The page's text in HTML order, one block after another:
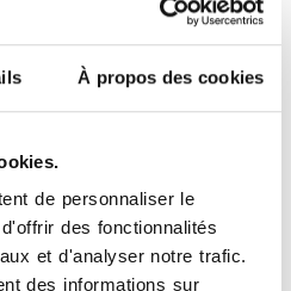
À propos des cookies
de personnaliser le
des fonctionnalités
et d'analyser notre trafic.
des informations sur
incontournable en
dentaire. Les
du centre de
Le réseau Vidi
forte entre
rigueur
de l'humain. À
patient